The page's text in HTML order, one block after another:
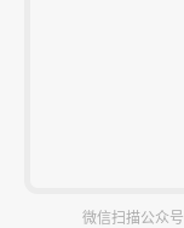
微信扫描公众号